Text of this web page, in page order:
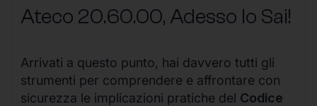
Ateco 20.60.00, Adesso lo Sai!
Arrivati a questo punto, hai davvero tutti gli
strumenti per comprendere e affrontare con
sicurezza le implicazioni pratiche del Codice